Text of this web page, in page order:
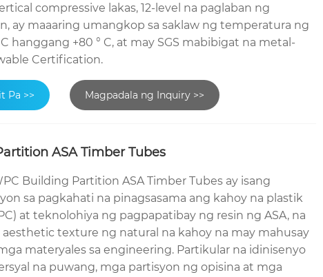
compressive lakas, 12-level na paglaban ng
ay maaaring umangkop sa saklaw ng temperatura ng
hanggang +80 ° C, at may SGS mabibigat na metal-
Certification.
Pa >> Magpadala ng Inquiry >>
ASA Timber Tubes
Building Partition ASA Timber Tubes ay isang
sa pagkahati na pinagsasama ang kahoy na plastik
at teknolohiya ng pagpapatibay ng resin ng ASA, na
aesthetic texture ng natural na kahoy na may mahusay
materyales sa engineering. Partikular na idinisenyo
na puwang, mga partisyon ng opisina at mga